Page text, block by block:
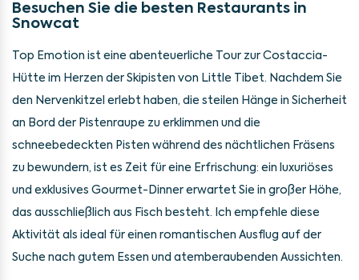
Besuchen Sie die besten Restaurants in
Snowcat
Top Emotion ist eine abenteuerliche Tour zur Costaccia-
Hütte im Herzen der Skipisten von Little Tibet. Nachdem Sie
den Nervenkitzel erlebt haben, die steilen Hänge in Sicherheit
an Bord der Pistenraupe zu erklimmen und die
schneebedeckten Pisten während des nächtlichen Fräsens
zu bewundern, ist es Zeit für eine Erfrischung: ein luxuriöses
und exklusives Gourmet-Dinner erwartet Sie in großer Höhe,
das ausschließlich aus Fisch besteht. Ich empfehle diese
Aktivität als ideal für einen romantischen Ausflug auf der
Suche nach gutem Essen und atemberaubenden Aussichten.